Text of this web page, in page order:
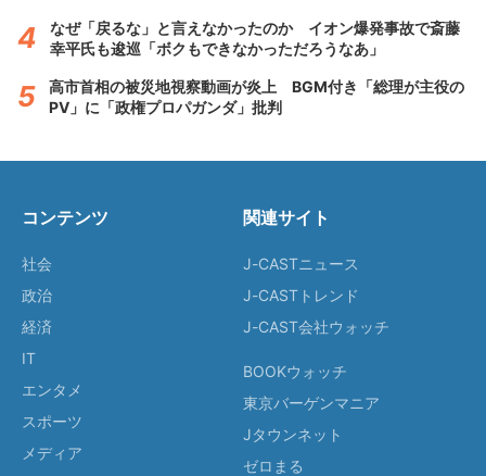
なぜ「戻るな」と言えなかったのか イオン爆発事故で斎藤
幸平氏も逡巡「ボクもできなかっただろうなあ」
高市首相の被災地視察動画が炎上 BGM付き「総理が主役の
PV」に「政権プロパガンダ」批判
コンテンツ
社会
政治
経済
IT
エンタメ
スポーツ
メディア
関連サイト
J-CASTニュース
J-CASTトレンド
J-CAST会社ウォッチ
BOOKウォッチ
東京バーゲンマニア
Jタウンネット
ゼロまる